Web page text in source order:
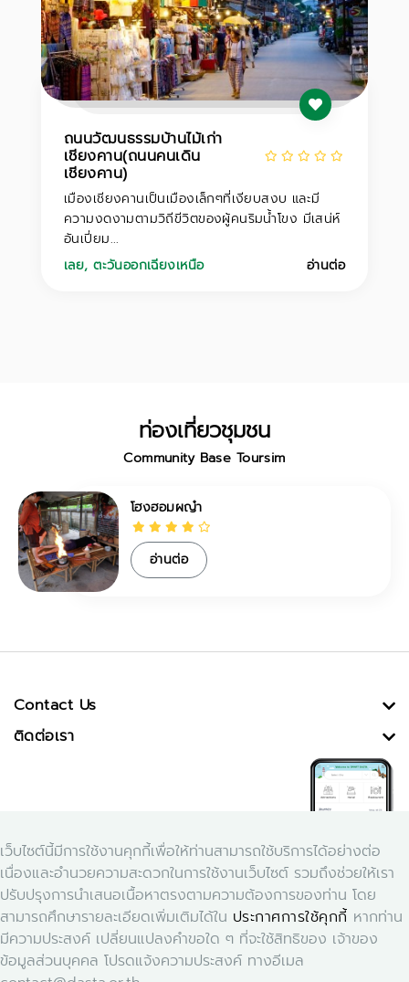
ถนนวัฒนธรรมบ้านไม้เก่า
เชียงคาน(ถนนคนเดิน
เชียงคาน)
เมืองเชียงคานเป็นเมืองเล็กๆที่เงียบสงบ และมี
ความงดงามตามวิถีขีวิตของผู้คนริมน้ำโขง มีเสน่ห์
อันเปี่ยม...
เลย,ตะวันออกเฉียงเหนือ อ่านต่อ
ท่องเที่ยวชุมชน
Community Base Toursim
โฮงฮอมผญ๋า
อ่านต่อ
เว็บไซต์นี้มีการใช้งานคุกกี้เพื่อให้ท่านสามารถใช้บริการได้อย่างต่อ
เนื่องและอำนวยความสะดวกในการใช้งานเว็บไซต์ รวมถึงช่วยให้เรา
ปรับปรุงการนำเสนอเนื้อหาตรงตามความต้องการของท่าน โดย
สามารถศึกษารายละเอียดเพิ่มเติมได้ใน ประกาศการใช้คุกกี้ หากท่าน
มีความประสงค์ เปลี่ยนแปลงคำขอใด ๆ ที่จะใช้สิทธิของ เจ้าของ
ข้อมูลส่วนบุคคล โปรดแจ้งความประสงค์ ทางอีเมล
Contact Us
ติดต่อเรา
Download Application Smart Dasta